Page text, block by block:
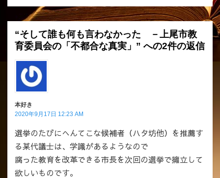
シ
ョ
ン
“そして誰も何も言わなかった －上尾市教
育委員会の「不都合な真実」” への2件の返信
本好き
2020年9月17日 12:23 AM
選挙のたびにへんてこな候補者（ハタ坊他）を推薦す
る某代議士は、学識があるようなので
腐った教育を改革できる市長を次回の選挙で擁立して
欲しいものです。